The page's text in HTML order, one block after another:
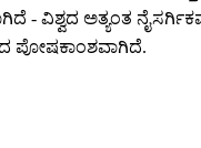
- ವಿಶ್ವದ ಅತ್ಯಂತ
ಪೋಷಕಾಂಶವಾಗಿದೆ.